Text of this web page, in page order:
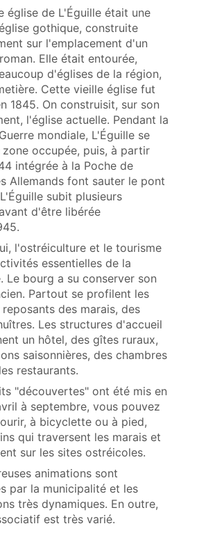
église de L'Éguille était une
gothique, construite
sur l'emplacement d'un
Elle était entourée,
d'églises de la région,
Cette vieille église fut
1845. On construisit, sur son
l'église actuelle. Pendant la
mondiale, L'Éguille se
occupée, puis, à partir
intégrée à la Poche de
Allemands font sauter le pont
subit plusieurs
d'être libérée
l'ostréiculture et le tourisme
essentielles de la
Le bourg a su conserver son
Partout se profilent les
des marais, des
Les structures d'accueil
un hôtel, des gîtes ruraux,
saisonnières, des chambres
restaurants.
"découvertes" ont été mis en
à septembre, vous pouvez
à bicyclette ou à pied,
qui traversent les marais et
sur les sites ostréicoles.
animations sont
par la municipalité et les
très dynamiques. En outre,
est très varié.